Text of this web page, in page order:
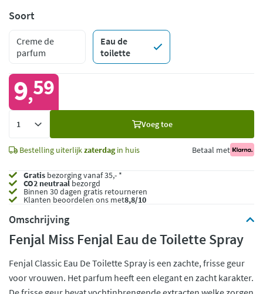
Soort
Creme de
parfum
Eau de
toilette
9,59
Voeg toe
Bestelling uiterlijkzaterdagin huis Betaal met
Gratis bezorging vanaf 35,- *
CO2 neutraalbezorgd
Binnen 30 dagen gratis retourneren
Klanten beoordelen ons met8,8/10
Omschrijving
Fenjal Miss Fenjal Eau de Toilette Spray
Fenjal Classic Eau De Toilette Spray is een zachte, frisse geur
voor vrouwen. Het parfum heeft een elegant en zacht karakter.